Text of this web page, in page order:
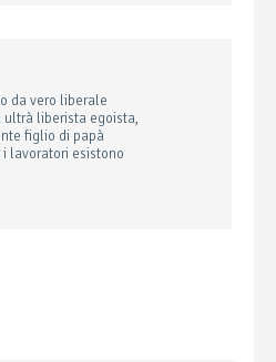
da vero liberale
ultrà liberista egoista,
figlio di papà
lavoratori esistono